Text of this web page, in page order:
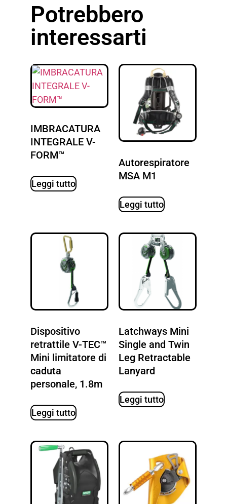
Potrebbero
interessarti
IMBRACATURA
INTEGRALE V-
FORM™
Leggi tutto
Autorespiratore
MSA M1
Leggi tutto
Dispositivo
retrattile V-TEC™
Mini limitatore di
caduta
personale, 1.8m
Leggi tutto
Latchways Mini
Single and Twin
Leg Retractable
Lanyard
Leggi tutto